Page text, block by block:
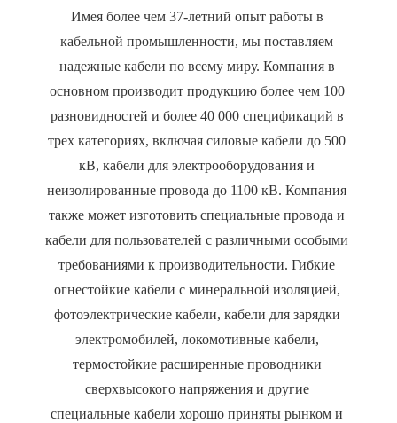
Имея более чем 37-летний опыт работы в
кабельной промышленности, мы поставляем
надежные кабели по всему миру. Компания в
основном производит продукцию более чем 100
разновидностей и более 40 000 спецификаций в
трех категориях, включая силовые кабели до 500
кВ, кабели для электрооборудования и
неизолированные провода до 1100 кВ. Компания
также может изготовить специальные провода и
кабели для пользователей с различными особыми
требованиями к производительности. Гибкие
огнестойкие кабели с минеральной изоляцией,
фотоэлектрические кабели, кабели для зарядки
электромобилей, локомотивные кабели,
термостойкие расширенные проводники
сверхвысокого напряжения и другие
специальные кабели хорошо приняты рынком и